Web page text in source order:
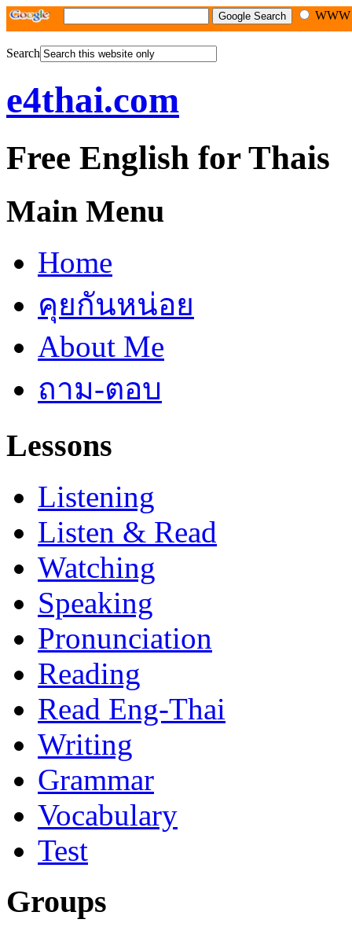
Search
e4thai.com
Free English for Thais
Main Menu
Home
คุยกันหน่อย
About Me
ถาม-ตอบ
Lessons
Listening
Listen & Read
Watching
Speaking
Pronunciation
Reading
Read Eng-Thai
Writing
Grammar
Vocabulary
Test
Groups